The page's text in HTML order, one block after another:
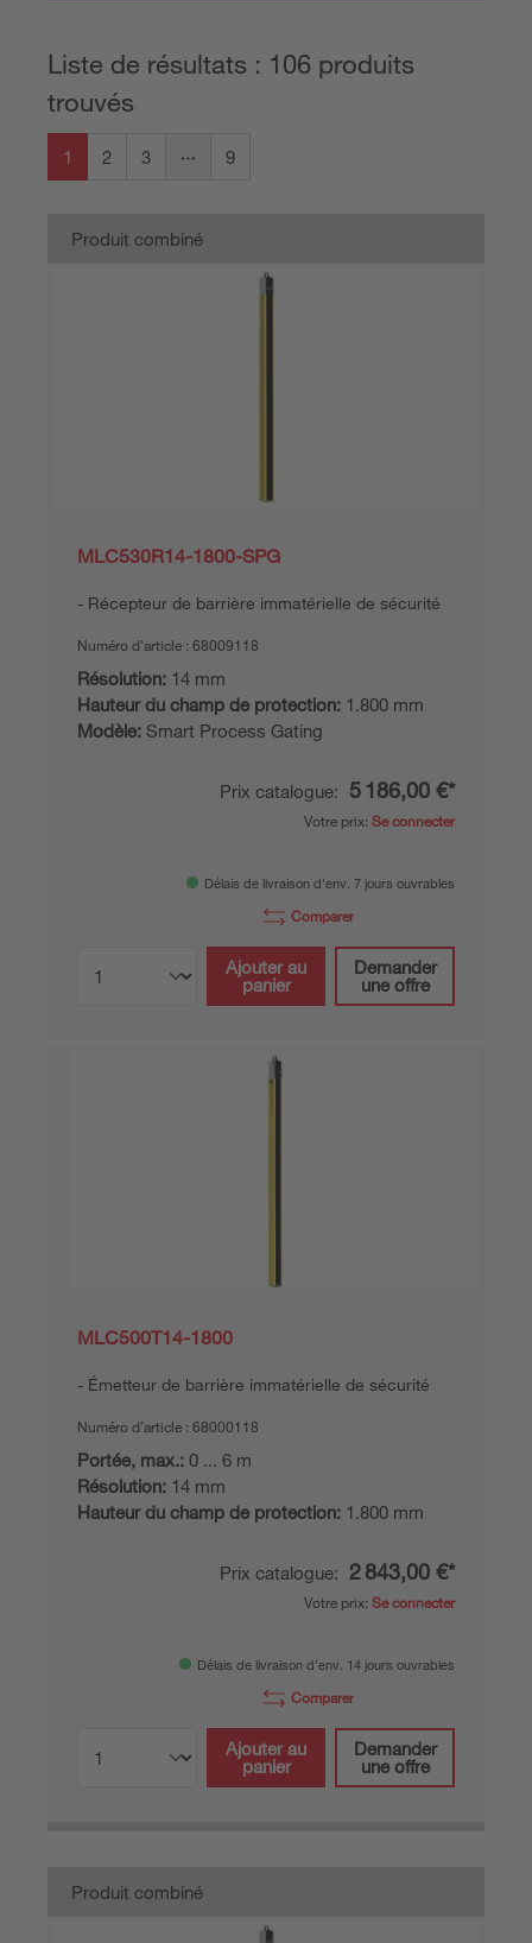
Liste de résultats : 106 produits
trouvés
1 2 3 9
Produit combiné
MLC530R14-1800-SPG
Récepteur de barrière immatérielle de sécurité
Numéro d’article : 68009118
Résolution: 14 mm
Hauteur du champ de protection: 1.800 mm
Modèle: Smart Process Gating
Prix catalogue: 5 186,00 €*
Votre prix: Se connecter
Délais de livraison d'env. 7 jours ouvrables
Comparer
Ajouter au
panier
Demander
une offre
MLC500T14-1800
Émetteur de barrière immatérielle de sécurité
Numéro d’article : 68000118
Portée, max.: 0 ... 6 m
Résolution: 14 mm
Hauteur du champ de protection: 1.800 mm
Prix catalogue: 2 843,00 €*
Votre prix: Se connecter
Délais de livraison d'env. 14 jours ouvrables
Comparer
Ajouter au
panier
Demander
une offre
Produit combiné